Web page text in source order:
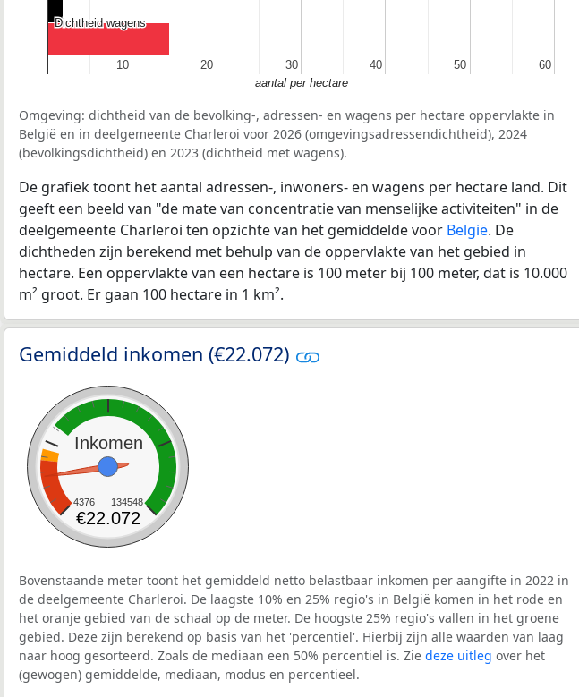
10
10 20
20 30
30 40
40 50
50 60
60
Dichtheid wagens
Dichtheid wagens
aantal per hectare
Omgeving: dichtheid van de bevolking-, adressen- en wagens per hectare oppervlakte in
België en in deelgemeente Charleroi voor 2026 (omgevingsadressendichtheid), 2024
(bevolkingsdichtheid) en 2023 (dichtheid met wagens).
De grafiek toont het aantal adressen-, inwoners- en wagens per hectare land. Dit
geeft een beeld van "de mate van concentratie van menselijke activiteiten" in de
deelgemeente Charleroi ten opzichte van het gemiddelde voor België. De
dichtheden zijn berekend met behulp van de oppervlakte van het gebied in
hectare. Een oppervlakte van een hectare is 100 meter bij 100 meter, dat is 10.000
m² groot. Er gaan 100 hectare in 1 km².
Gemiddeld inkomen (€22.072)
Inkomen
4376 134548
€22.072
Bovenstaande meter toont het gemiddeld netto belastbaar inkomen per aangifte in 2022 in
de deelgemeente Charleroi. De laagste 10% en 25% regio's in België komen in het rode en
het oranje gebied van de schaal op de meter. De hoogste 25% regio's vallen in het groene
gebied. Deze zijn berekend op basis van het 'percentiel'. Hierbij zijn alle waarden van laag
naar hoog gesorteerd. Zoals de mediaan een 50% percentiel is. Zie deze uitleg over het
(gewogen) gemiddelde, mediaan, modus en percentieel.